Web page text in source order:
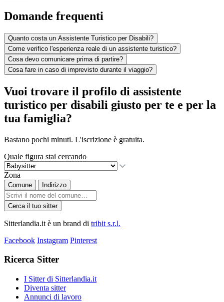
Domande frequenti
Quanto costa un Assistente Turistico per Disabili?
Come verifico l'esperienza reale di un assistente turistico?
Cosa devo comunicare prima di partire?
Cosa fare in caso di imprevisto durante il viaggio?
Vuoi trovare il profilo di assistente
turistico per disabili giusto per te e per la
tua famiglia?
Bastano pochi minuti. L'iscrizione è gratuita.
Quale figura stai cercando
Zona
Comune Indirizzo
Cerca il tuo sitter
Sitterlandia.it è un brand di tribit s.r.l.
Facebook Instagram Pinterest
Ricerca Sitter
I Sitter di Sitterlandia.it
Diventa sitter
Annunci di lavoro